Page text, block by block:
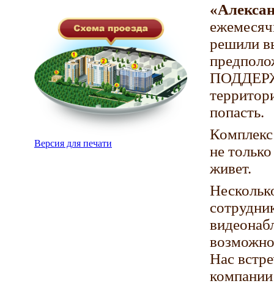
Версия для печати
решили
попасть.
не
живет.
Нас